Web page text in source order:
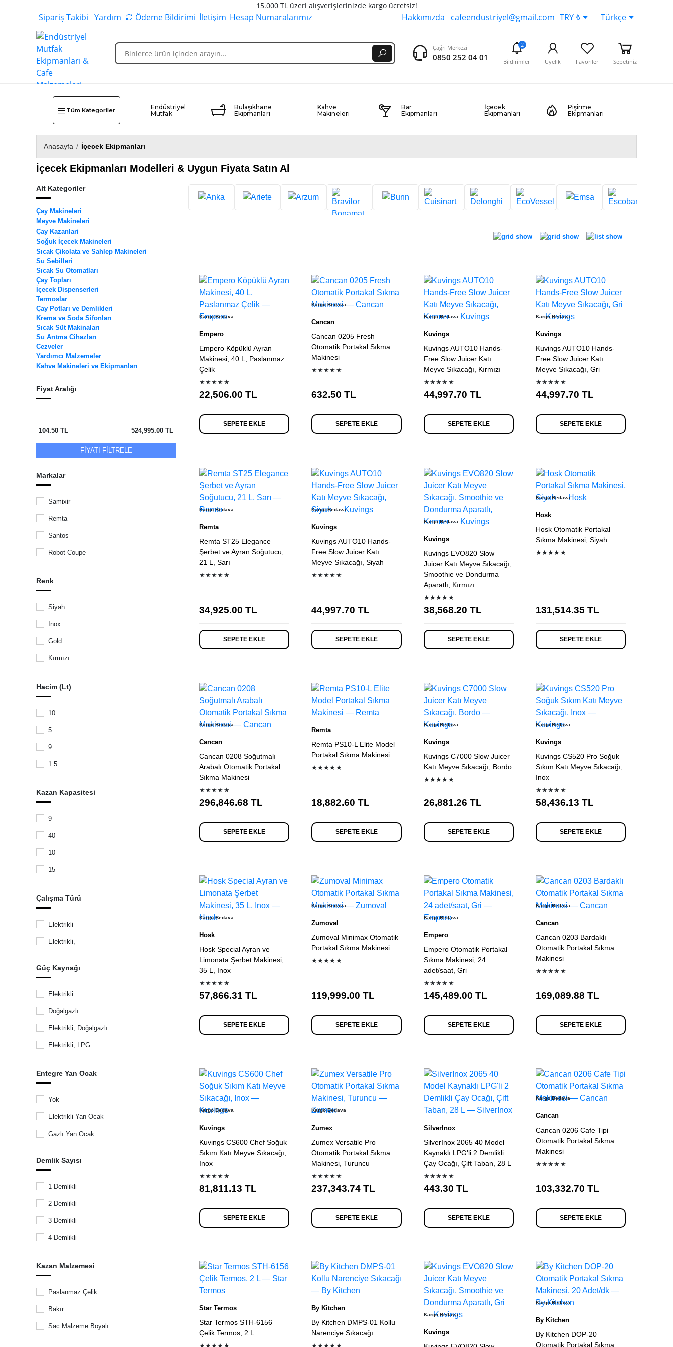
15.000 TL üzeri alışverişlerinizde kargo ücretsiz!
Sipariş Takibi Yardım Ödeme Bildirimi İletişim Hesap Numaralarımız Hakkımızda cafeendustriyel@gmail.com TRY ₺ Türkçe
Çağrı Merkezi
0850 252 04 01
2
Bildirimler Üyelik Favoriler Sepetiniz
Tüm Kategoriler
Endüstriyel
Mutfak
Bulaşıkhane
Ekipmanları
Kahve
Makineleri
Bar
Ekipmanları
İçecek
Ekipmanları
Pişirme
Ekipmanları
Anasayfa / İçecek Ekipmanları
İçecek Ekipmanları Modelleri & Uygun Fiyata Satın Al
Alt Kategoriler
Çay Makineleri
Meyve Makineleri
Çay Kazanlari
Soğuk İçecek Makineleri
Sıcak Çikolata ve Sahlep Makineleri
Su Sebilleri
Sıcak Su Otomatları
Çay Topları
İçecek Dispenserleri
Termoslar
Çay Potları ve Demlikleri
Krema ve Soda Sifonları
Sıcak Süt Makinaları
Su Arıtma Cihazları
Cezveler
Yardımcı Malzemeler
Kahve Makineleri ve Ekipmanları
Fiyat Aralığı
104.50 TL 524,995.00 TL
FİYATI FİLTRELE
Markalar
Samixir
Remta
Santos
Robot Coupe
Cancan
Zummo
Hosk
Ugolini
Öztiryakiler
Zicco
Liss
Fetco
Gtech
Epinox
Bunn
Lurch
Jelco
By Kitchen
Dualit
Leifheit
Oranfresh
100% Chef
Kuvings
Motta
3M
Hario
Myco
Mussana
Renk
Siyah
Inox
Gold
Kırmızı
Beyaz
Hacim (Lt)
10
5
9
1.5
36
40
23
12
8
16
Kazan Kapasitesi
9
40
10
15
7
36
50
35
Çalışma Türü
Elektrikli
Elektrikli,
Güç Kaynağı
Elektrikli
Doğalgazlı
Elektrikli, Doğalgazlı
Elektrikli, LPG
Doğalgazlı, LPG
Entegre Yan Ocak
Yok
Elektrikli Yan Ocak
Gazlı Yan Ocak
Demlik Sayısı
1 Demlikli
2 Demlikli
3 Demlikli
4 Demlikli
Kazan Malzemesi
Paslanmaz Çelik
Bakır
Sac Malzeme Boyalı
Ürün listesi
Kargo Bedava
Empero
Empero Köpüklü Ayran
Makinesi, 40 L, Paslanmaz
Çelik
★★★★★
22,506.00 TL
SEPETE EKLE
Kargo Bedava
Cancan
Cancan 0205 Fresh
Otomatik Portakal Sıkma
Makinesi
★★★★★
632.50 TL
SEPETE EKLE
Kargo Bedava
Kuvings
Kuvings AUTO10 Hands-
Free Slow Juicer Katı
Meyve Sıkacağı, Kırmızı
★★★★★
44,997.70 TL
SEPETE EKLE
Kargo Bedava
Kuvings
Kuvings AUTO10 Hands-
Free Slow Juicer Katı
Meyve Sıkacağı, Gri
★★★★★
44,997.70 TL
SEPETE EKLE
Kargo Bedava
Remta
Remta ST25 Elegance
Şerbet ve Ayran Soğutucu,
21 L, Sarı
★★★★★
34,925.00 TL
SEPETE EKLE
Kargo Bedava
Kuvings
Kuvings AUTO10 Hands-
Free Slow Juicer Katı
Meyve Sıkacağı, Siyah
★★★★★
44,997.70 TL
SEPETE EKLE
Kargo Bedava
Kuvings
Kuvings EVO820 Slow
Juicer Katı Meyve Sıkacağı,
Smoothie ve Dondurma
Aparatlı, Kırmızı
★★★★★
38,568.20 TL
SEPETE EKLE
Kargo Bedava
Hosk
Hosk Otomatik Portakal
Sıkma Makinesi, Siyah
★★★★★
131,514.35 TL
SEPETE EKLE
Kargo Bedava
Cancan
Cancan 0208 Soğutmalı
Arabalı Otomatik Portakal
Sıkma Makinesi
★★★★★
296,846.68 TL
SEPETE EKLE
Remta
Remta PS10-L Elite Model
Portakal Sıkma Makinesi
★★★★★
18,882.60 TL
SEPETE EKLE
Kargo Bedava
Kuvings
Kuvings C7000 Slow Juicer
Katı Meyve Sıkacağı, Bordo
★★★★★
26,881.26 TL
SEPETE EKLE
Kargo Bedava
Kuvings
Kuvings CS520 Pro Soğuk
Sıkım Katı Meyve Sıkacağı,
Inox
★★★★★
58,436.13 TL
SEPETE EKLE
Kargo Bedava
Hosk
Hosk Special Ayran ve
Limonata Şerbet Makinesi,
35 L, Inox
★★★★★
57,866.31 TL
SEPETE EKLE
Kargo Bedava
Zumoval
Zumoval Minimax Otomatik
Portakal Sıkma Makinesi
★★★★★
119,999.00 TL
SEPETE EKLE
Kargo Bedava
Empero
Empero Otomatik Portakal
Sıkma Makinesi, 24
adet/saat, Gri
★★★★★
145,489.00 TL
SEPETE EKLE
Kargo Bedava
Cancan
Cancan 0203 Bardaklı
Otomatik Portakal Sıkma
Makinesi
★★★★★
169,089.88 TL
SEPETE EKLE
Kargo Bedava
Kuvings
Kuvings CS600 Chef Soğuk
Sıkım Katı Meyve Sıkacağı,
Inox
★★★★★
81,811.13 TL
SEPETE EKLE
Kargo Bedava
Zumex
Zumex Versatile Pro
Otomatik Portakal Sıkma
Makinesi, Turuncu
★★★★★
237,343.74TL
SEPETE EKLE
SilverInox
SilverInox 2065 40 Model
Kaynaklı LPG'li 2 Demlikli
Çay Ocağı, Çift Taban, 28 L
★★★★★
443.30 TL
SEPETE EKLE
Kargo Bedava
Cancan
Cancan 0206 Cafe Tipi
Otomatik Portakal Sıkma
Makinesi
★★★★★
103,332.70 TL
SEPETE EKLE
Star Termos
Star Termos STH-6156
Çelik Termos, 2 L
By Kitchen
By Kitchen DMPS-01 Kollu
Narenciye Sıkacağı
Kargo Bedava
Kuvings
Kargo Bedava
By Kitchen
By Kitchen DOP-20
Otomatik Portakal Sıkma